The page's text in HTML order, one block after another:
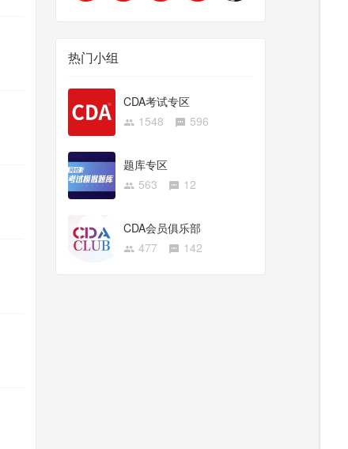
热门小组
CDA考试专区
1548
596
题库专区
563
12
CDA会员俱乐部
477
142